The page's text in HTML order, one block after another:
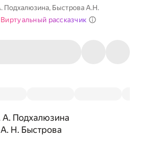
Подхалюзина, Быстрова А.Н.
рассказчик
А. Подхалюзина
А. Н. Быстрова